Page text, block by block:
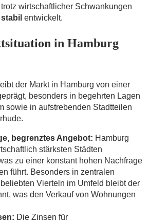
wirtschaftlicher Schwankungen
stabil entwickelt.
in Hamburg
der Markt in Hamburg von einer
besonders in begehrten Lagen
sowie in aufstrebenden Stadtteilen
begrenztes Angebot: Hamburg
stärksten Städten
zu einer konstant hohen Nachfrage
führt. Besonders in zentralen
Vierteln im Umfeld bleibt der
was den Verkauf von Wohnungen
Die Zinsen für